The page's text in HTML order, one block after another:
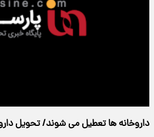
داروخانه ها تعطیل می شوند/ تحویل